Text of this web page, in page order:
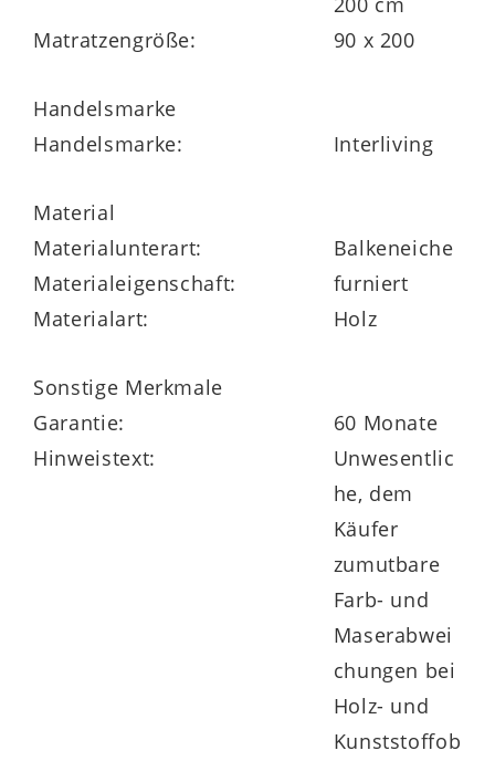
x 46 cm (BxHxT)
Durch die vielen
können Sie das edle Komplettzimmer aus
der Interliving Schlafzimmer Serie 1024
Made in Germany
Beispielsweise sind drei attraktive
Mattlackfarben und diverse Größen
wählbar.
Sonderanfertigungen realisieren. Die
optionale LED-Beleuchtung verleiht dem
Schlafzimmer das erhellende Etwas.
Matratzengröße:
90 x 200
Handelsmarke
Handelsmarke:
Interliving
Material
Materialunterart:
Balkeneiche
Materialeigenschaft:
furniert
Materialart:
Holz
Sonstige Merkmale
Garantie:
60 Monate
Hinweistext:
Unwesentlic
he, dem
Käufer
zumutbare
Farb- und
Maserabwei
chungen bei
Holz- und
Kunststoffob